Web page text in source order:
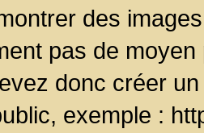
des
pas de
donc créer
exemple :